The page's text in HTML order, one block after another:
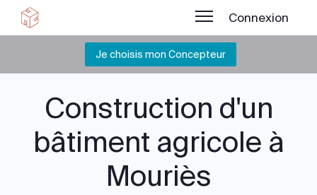
Connexion
Je choisis mon Concepteur
Construction d'un
bâtiment agricole à
Mouriès